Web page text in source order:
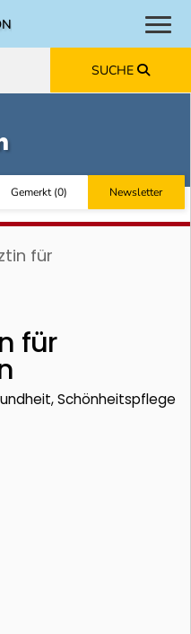
SUCHE
Gemerkt(0) Newsletter
für
für
Schönheitspflege